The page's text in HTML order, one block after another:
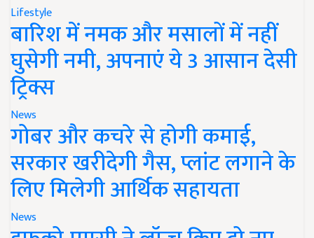
Lifestyle
बारिश में नमक और मसालों में नहीं
घुसेगी नमी, अपनाएं ये 3 आसान देसी
ट्रिक्स
News
गोबर और कचरे से होगी कमाई,
सरकार खरीदेगी गैस, प्लांट लगाने के
लिए मिलेगी आर्थिक सहायता
News